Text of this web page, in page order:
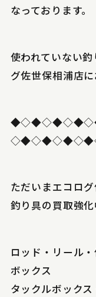
なっております。
使われていない
グ佐世保相浦店に
ただいまエコログ
釣り具の買取強化
ロッド・リール
ボックス
タックルボック